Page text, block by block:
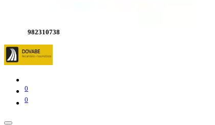
982310738
0
0